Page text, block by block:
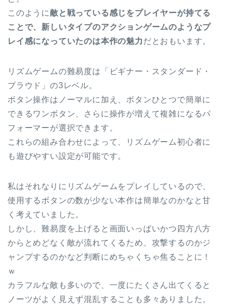
このように敵と戦っている感じをプレイヤーが持てる
ことで、新しいタイプのアクションゲームのようなプ
レイ感になっていたのは本作の魅力だとおもいます。
リズムゲームの難易度は「ビギナー・スタンダード・
プラウド」の3レベル。
ボタン操作はノーマルに加え、ボタンひとつで簡単に
できるワンボタン、さらに操作が増えて複雑になるパ
フォーマーが選択できます。
これらの組み合わせによって、リズムゲーム初心者に
も遊びやすい設定が可能です。
私はそれなりにリズムゲームをプレイしているので、
使用するボタンの数が少ない本作は簡単なのかなと甘
く考えていました。
しかし、難易度を上げると画面いっぱいかつ四方八方
からとめどなく敵が流れてくるため、攻撃するのかジ
ャンプするのかなど判断にめちゃくちゃ焦ることに！
ｗ
カラフルな敵も多いので、一度にたくさん出てくると
ノーツがよく見えず混乱することも多々ありました。